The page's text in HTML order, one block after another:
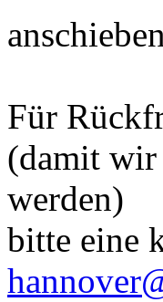
Für
(damit wir
werden)
bitte eine